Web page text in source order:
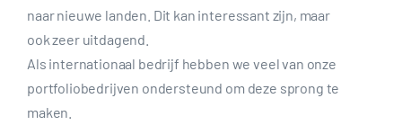
naar nieuwe landen. Dit kan interessant zijn, maar
ook zeer uitdagend.
Als internationaal bedrijf hebben we veel van onze
portfoliobedrijven ondersteund om deze sprong te
maken.